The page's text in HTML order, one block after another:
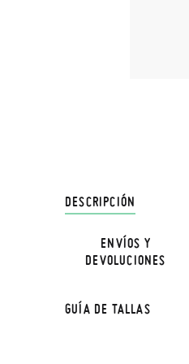
DESCRIPCIÓN
ENVÍOS Y
DEVOLUCIONES
GUÍA DE TALLAS